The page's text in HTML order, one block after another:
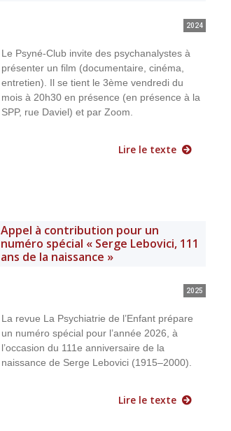
2024
Le Psyné-Club invite des psychanalystes à
présenter un film (documentaire, cinéma,
entretien). Il se tient le 3ème vendredi du
mois à 20h30 en présence (en présence à la
SPP, rue Daviel) et par Zoom.
Lire le texte
Appel à contribution pour un
numéro spécial « Serge Lebovici, 111
ans de la naissance »
2025
La revue La Psychiatrie de l’Enfant prépare
un numéro spécial pour l’année 2026, à
l’occasion du 111e anniversaire de la
naissance de Serge Lebovici (1915–2000).
Lire le texte